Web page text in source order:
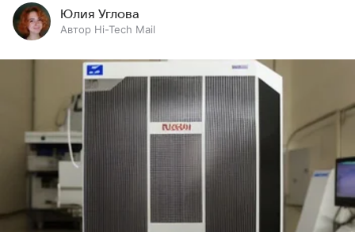
Юлия Углова
Автор Hi-Tech Mail